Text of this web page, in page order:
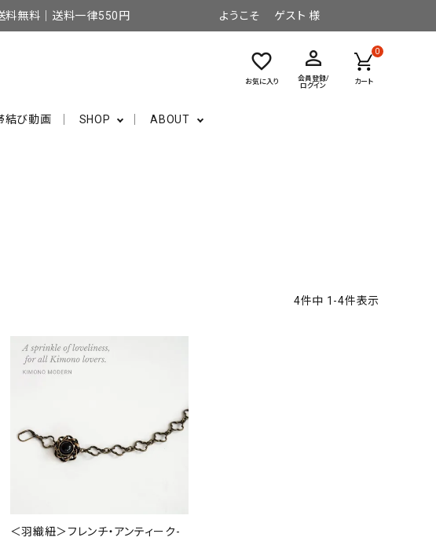
料無料｜送料一律550円 ようこそ ゲスト 様
favorite_border
お気に入り
perm_identity
会員登録/
ログイン
0
カート
結び動画 SHOP ABOUT
4件中 1 -4件表示
＜羽織紐＞フレンチ・アンティーク-